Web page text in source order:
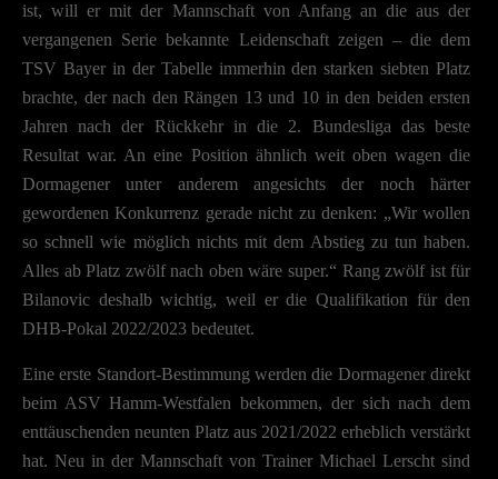
ist, will er mit der Mannschaft von Anfang an die aus der
vergangenen Serie bekannte Leidenschaft zeigen – die dem
TSV Bayer in der Tabelle immerhin den starken siebten Platz
brachte, der nach den Rängen 13 und 10 in den beiden ersten
Jahren nach der Rückkehr in die 2. Bundesliga das beste
Resultat war. An eine Position ähnlich weit oben wagen die
Dormagener unter anderem angesichts der noch härter
gewordenen Konkurrenz gerade nicht zu denken: „Wir wollen
so schnell wie möglich nichts mit dem Abstieg zu tun haben.
Alles ab Platz zwölf nach oben wäre super.“ Rang zwölf ist für
Bilanovic deshalb wichtig, weil er die Qualifikation für den
DHB-Pokal 2022/2023 bedeutet.
Eine erste Standort-Bestimmung werden die Dormagener direkt
beim ASV Hamm-Westfalen bekommen, der sich nach dem
enttäuschenden neunten Platz aus 2021/2022 erheblich verstärkt
hat. Neu in der Mannschaft von Trainer Michael Lerscht sind
Essenzielle Cookies ermöglichen grundlegende Funktionen und sind für die einwandfreie
Funktion der Website erforderlich.
Cookie-Informationen anzeigen